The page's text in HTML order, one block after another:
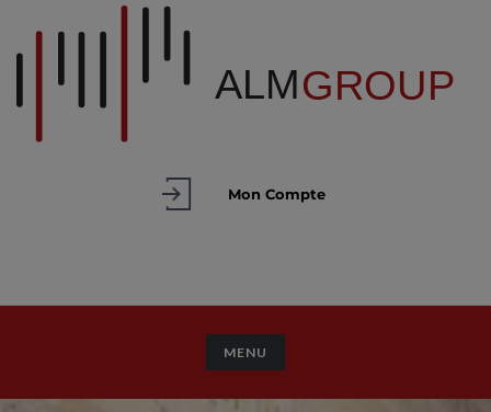
Mon Compte
TOGGLE NAVIGATION
MENU